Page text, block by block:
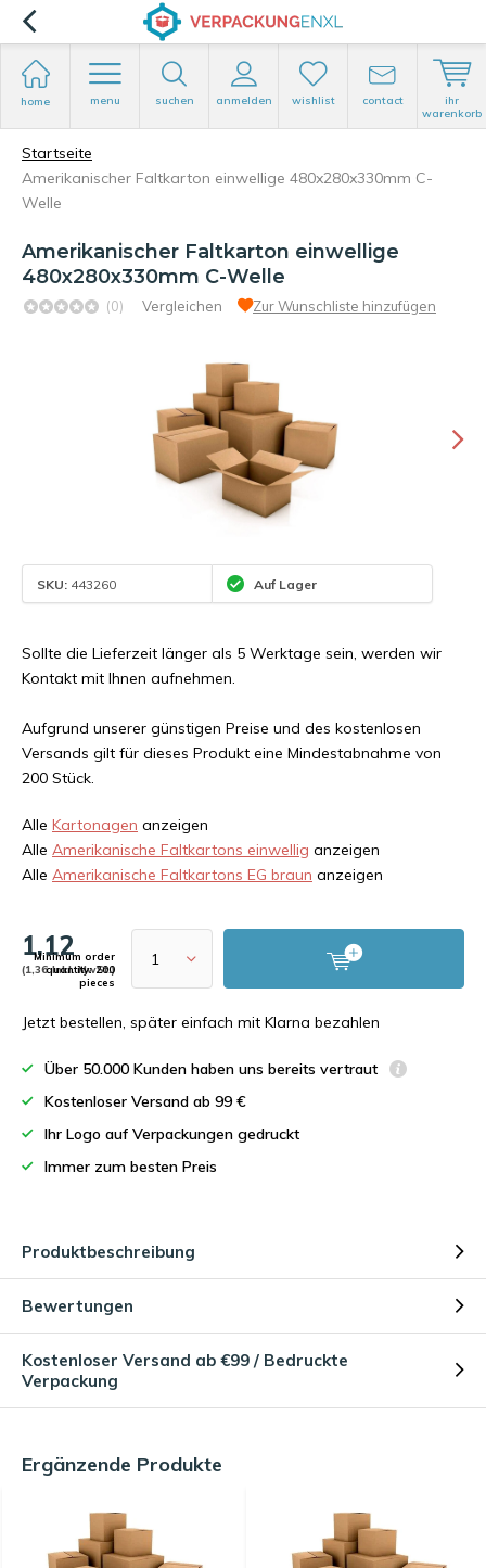
home menu suchen anmelden wishlist contact
ihr
warenkorb
Startseite
Amerikanischer Faltkarton einwellige 480x280x330mm C-
Welle
Amerikanischer Faltkarton einwellige
480x280x330mm C-Welle
(0) Vergleichen Zur Wunschliste hinzufügen
SKU: 443260 Auf Lager
Sollte die Lieferzeit länger als 5 Werktage sein, werden wir
Kontakt mit Ihnen aufnehmen.
Aufgrund unserer günstigen Preise und des kostenlosen
Versands gilt für dieses Produkt eine Mindestabnahme von
200 Stück.
Alle Kartonagen anzeigen
Alle Amerikanische Faltkartons einwellig anzeigen
Alle Amerikanische Faltkartons EG braun anzeigen
1,12
(1,36 Inkl. MwSt.)
Minimum order
quantity: 200
pieces
Jetzt bestellen, später einfach mit Klarna bezahlen
Über 50.000 Kunden haben uns bereits vertraut
Kostenloser Versand ab 99 €
Ihr Logo auf Verpackungen gedruckt
Immer zum besten Preis
Produktbeschreibung
Bewertungen
Kostenloser Versand ab €99 / Bedruckte
Verpackung
Ergänzende Produkte